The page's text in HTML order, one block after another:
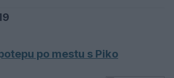
po mestu s Piko